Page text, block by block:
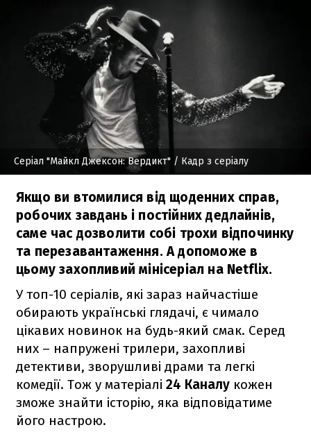
Серіал "Майкл Джексон: Вердикт" / Кадр з серіалу
Якщо ви втомилися від щоденних справ,
робочих завдань і постійних дедлайнів,
саме час дозволити собі трохи відпочинку
та перезавантаження. А допоможе в
цьому захопливий мінісеріал на Netflix.
У топ-10 серіалів, які зараз найчастіше
обирають українські глядачі, є чимало
цікавих новинок на будь-який смак. Серед
них – напружені трилери, захопливі
детективи, зворушливі драми та легкі
комедії. Тож у матеріалі 24 Каналу кожен
зможе знайти історію, яка відповідатиме
його настрою.